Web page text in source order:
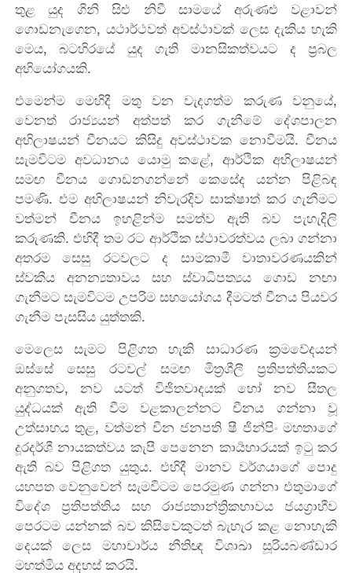
තුළ යුද ගිනි සිළු නිවී සාමයේ අරුණළු වළාවන්
ගොඩනැගෙන, යථාර්ථවත් අවස්ථා‍වක් ලෙස දැකිය හැකි
මෙය, බටහිරයේ යුද ගැති මානසිකත්වයට ද ප්‍රබල
අභියෝගයකි.
එමෙන්ම මෙහිදී මතු වන වැදගත්ම කරුණ වනුයේ,
වෙනත් රාජ්‍යයන් අත්පත් කර ගැනීමේ දේශපාලන
අභිලාෂයන් චීනයට කිසිදු අවස්ථාවක නොවීමයි. චීනය
සැමවිටම අවධානය යොමු කළේ, ආර්ථික අභිලාෂයන්
සමඟ චීනය ගොඩනගන්නේ කෙසේද යන්න පිළිබඳ
පමණි. එම අභිලාෂයන් නිවැරදිව සාක්ෂාත් කර ගැනීමට
වත්මන් චීනය ඉහළින්ම සමත්ව ඇති බව පැහැදිලි
කරුණකි. එහිදී තම රට ආර්ථික ස්ථාවරත්වය ලබා ගන්නා
අතරම සෙසු රටවලට ද සාමකාමී වාතාවරණයකින්
ස්වකීය අනන්‍යතාවය සහ ස්වාධිපත්‍යය ගොඩ නඟා
ගැනීමට සැමවිටම උපරිම සහයෝගය දීමටත් චීනය පියවර
ගැනීම පැසසිය යුත්තකි.
මෙලෙස සැමට පිළිගත හැකි සාධාරණ ක්‍රමවේදයන්
ඔස්සේ සෙසු රටවල් සමඟ මිත්‍රශීලී ප්‍රතිපත්තියකට
අනුගතව, නව යටත් විජිතවාදයක් හෝ නව සීතල
යුද්ධයක් ඇති වීම වළකාලන්නට චීනය ගන්නා වූ
උත්සාහය තුළ, වත්මන් චීන ජනපති ෂී ජින්පිං මහතාගේ
දූරදර්ශී නායකත්වය කැපී පෙනෙන කාර්‍යභාරයක් ඉටු කර
ඇති බව පිළිගත යුතුය. එහිදී මානව වර්ගයාගේ පොදු
යහපත වෙනුවෙන් සැමවිටම පෙරමුණ ගන්නා එතුමාගේ
විදේශ ප්‍රතිපත්තිය සහ රාජ්‍යතාන්ත්‍රිකභාවය ජයග්‍රාහීව
පෙරටම යන්නක් බව කිසිවෙකුටත් බැහැර කළ නොහැකි
දෙයක් ලෙස මහාචාර්ය නීතිඥ විශාඛා සූරියබණ්ඩාර
මහත්මිය අදහස් කරයි.